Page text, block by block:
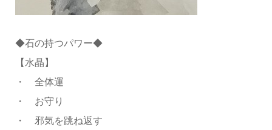
◆石の持つパワー◆
【水晶】
・ 全体運
・ お守り
・ 邪気を跳ね返す